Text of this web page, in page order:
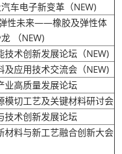
车电子新变革（NEW)
性未来——橡胶及弹性体
（NEW)
术创新发展论坛（NEW)
应用技术交流会（NEW)
业高质量发展论坛
模切工艺及关键材料研讨会
技术创新发展论坛
材料与新工艺融合创新大会